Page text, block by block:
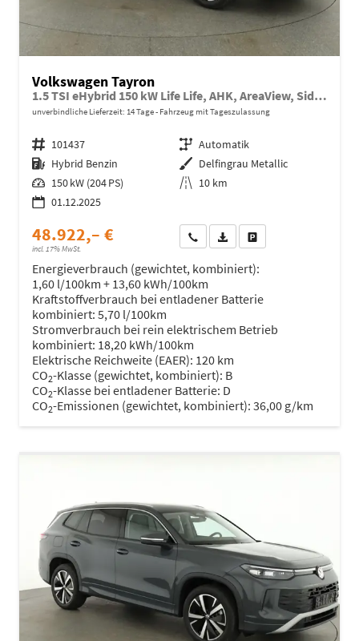
Volkswagen Tayron
1.5 TSI eHybrid 150 kW Life Life, AHK, AreaView, Side, Navi, Winter, 5-J. Garantie
unverbindliche Lieferzeit: 14 Tage Fahrzeug mit Tageszulassung
Fahrzeugnr. 101437 Getriebe Automatik
Kraftstoff Hybrid Benzin Außenfarbe Delfingrau Metallic
Leistung 150 kW (204 PS) Kilometerstand 10 km
01.12.2025
48.922,– €
incl. 17% MwSt.
Wir rufen Sie anFahrzeugexposé (PDF)
Energieverbrauch (gewichtet, kombiniert):
1,60 l/100km + 13,60 kWh/100km
Kraftstoffverbrauch bei entladener Batterie
kombiniert: 5,70 l/100km
Stromverbrauch bei rein elektrischem Betrieb
kombiniert: 18,20 kWh/100km
Elektrische Reichweite (EAER): 120 km
CO2-Klasse (gewichtet, kombiniert): B
CO2-Klasse bei entladener Batterie: D
CO2-Emissionen (gewichtet, kombiniert): 36,00 g/km